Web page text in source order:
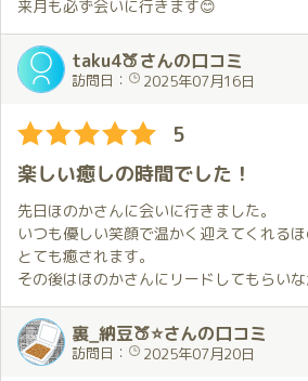
互いのボルテージが徐々に上がってゆく心
無事卒◯へといざなっていただきました。
初めてでうまくいくかどうか分からない、
たが、はっきり言って杞憂でした。数々の
分に堪能させてもらえました。
私の直感に間違いはなかった、勇気を出し
思わせてくれる方と出会えたことは奇跡で
かけがえのない時間をありがとうございま
楽しみに❤️
来月も必ず会いに行きます😊
taku4🍑さんの口コミ
訪問日： 2025年07月16日
5
楽しい癒しの時間でした！
先日ほのかさんに会いに行きました。
いつも優しい笑顔で温かく迎えてくれる
とても癒されます。
その後はほのかさんにリードしてもらい
ら濃厚な洗い場まで、あっという間の時
できました。
合間の会話の時間も心地良くて、一年前の
えてくれていて凄く嬉しい気持ちになれま
裏_納豆🍑⭐さんの口コミ
訪問日： 2025年07月20日